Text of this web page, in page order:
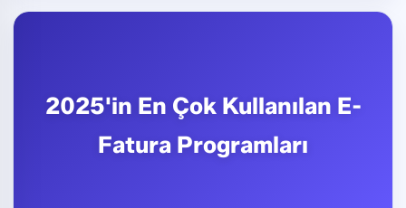
2025'in En Çok Kullanılan E-
Fatura Programları